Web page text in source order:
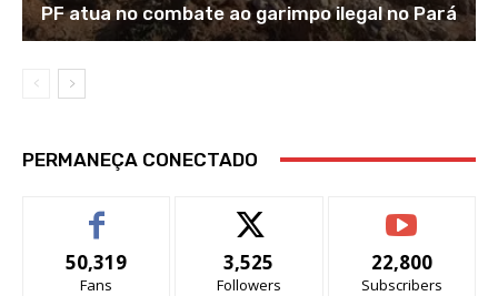
PF atua no combate ao garimpo ilegal no Pará
PERMANEÇA CONECTADO
50,319
Fans
3,525
Followers
22,800
Subscribers